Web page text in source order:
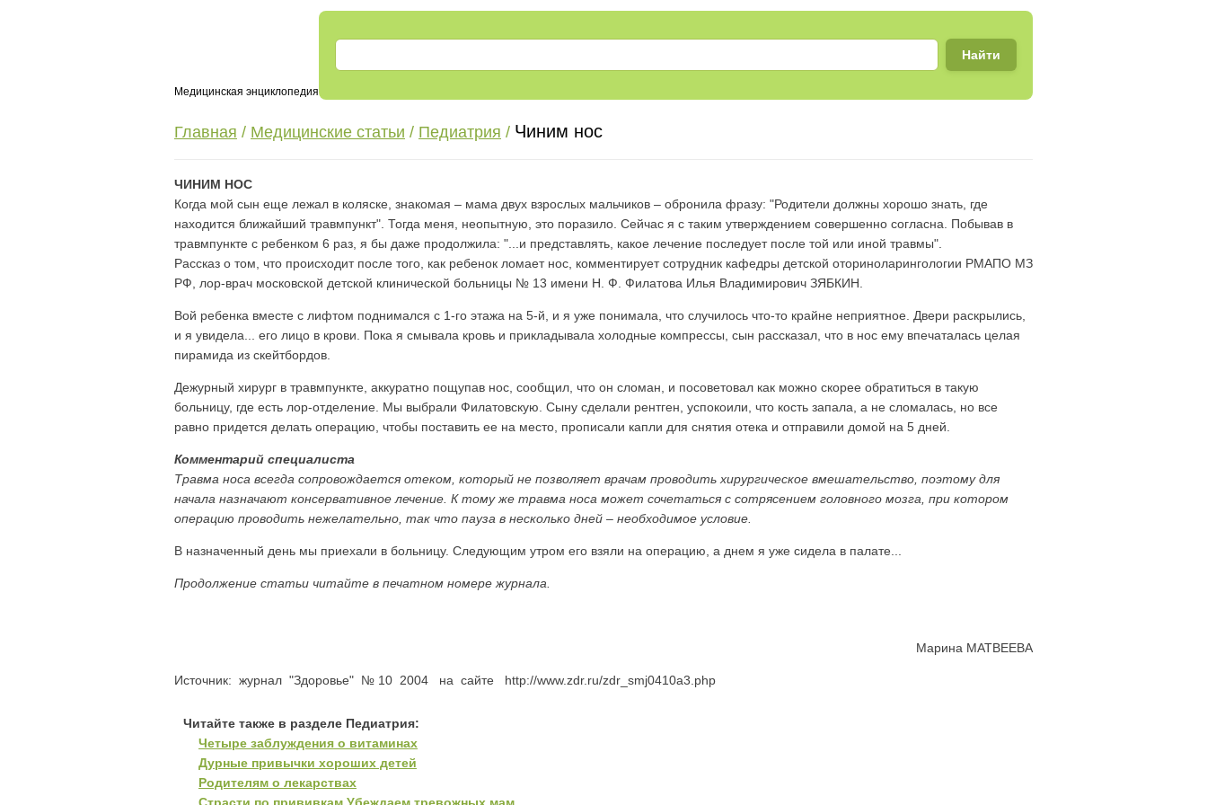
Медицинская энциклопедия
Главная / Медицинские статьи / Педиатрия / Чиним нос
ЧИНИМ НОС
Когда мой сын еще лежал в коляске, знакомая – мама двух взрослых мальчиков – обронила фразу: "Родители должны хорошо знать, где
находится ближайший травмпункт". Тогда меня, неопытную, это поразило. Сейчас я с таким утверждением совершенно согласна. Побывав в
травмпункте с ребенком 6 раз, я бы даже продолжила: "...и представлять, какое лечение последует после той или иной травмы".
Рассказ о том, что происходит после того, как ребенок ломает нос, комментирует сотрудник кафедры детской оториноларингологии РМАПО МЗ
РФ, лор-врач московской детской клинической больницы № 13 имени Н. Ф. Филатова Илья Владимирович ЗЯБКИН.
Вой ребенка вместе с лифтом поднимался с 1-го этажа на 5-й, и я уже понимала, что случилось что-то крайне неприятное. Двери раскрылись,
и я увидела... его лицо в крови. Пока я смывала кровь и прикладывала холодные компрессы, сын рассказал, что в нос ему впечаталась целая
пирамида из скейтбордов.
Дежурный хирург в травмпункте, аккуратно пощупав нос, сообщил, что он сломан, и посоветовал как можно скорее обратиться в такую
больницу, где есть лор-отделение. Мы выбрали Филатовскую. Сыну сделали рентген, успокоили, что кость запала, а не сломалась, но все
равно придется делать операцию, чтобы поставить ее на место, прописали капли для снятия отека и отправили домой на 5 дней.
Комментарий специалиста
Травма носа всегда сопровождается отеком, который не позволяет врачам проводить хирургическое вмешательство, поэтому для
начала назначают консервативное лечение. К тому же травма носа может сочетаться с сотрясением головного мозга, при котором
операцию проводить нежелательно, так что пауза в несколько дней – необходимое условие.
В назначенный день мы приехали в больницу. Следующим утром его взяли на операцию, а днем я уже сидела в палате...
Продолжение статьи читайте в печатном номере журнала.
Марина МАТВЕЕВА
Источник: журнал "Здоровье" № 10 2004 на сайте http://www.zdr.ru/zdr_smj0410a3.php
Читайте также в разделе Педиатрия:
Четыре заблуждения о витаминах
Дурные привычки хороших детей
Родителям о лекарствах